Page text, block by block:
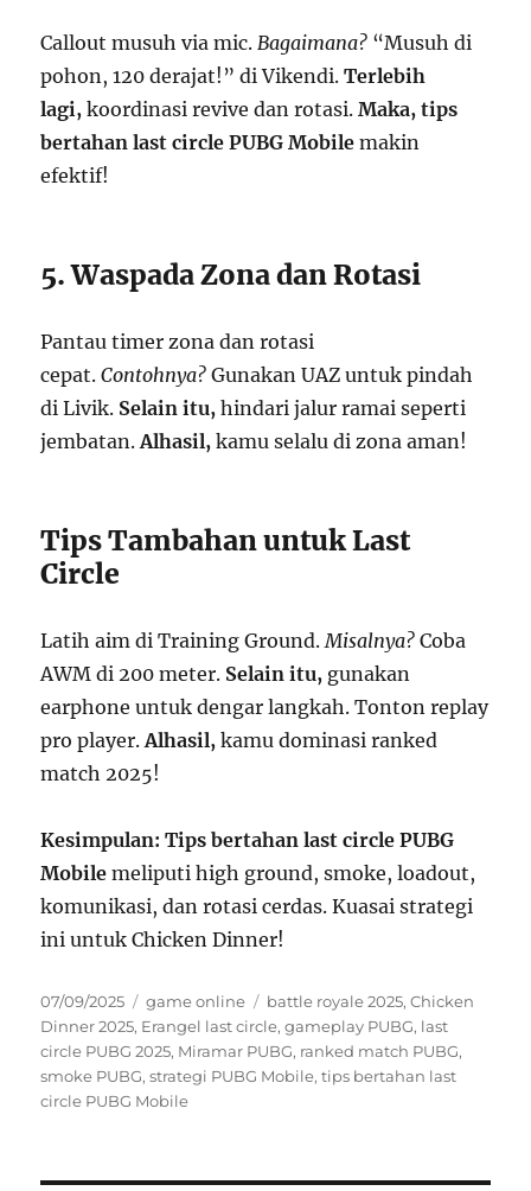
Callout musuh via mic.Bagaimana? “Musuh di
pohon, 120 derajat!” di Vikendi.Terlebih
lagi, koordinasi revive dan rotasi.Maka, tips
bertahan last circle PUBG Mobile makin
efektif!
5. Waspada Zona dan Rotasi
Pantau timer zona dan rotasi
cepat.Contohnya? Gunakan UAZ untuk pindah
di Livik. Selain itu, hindari jalur ramai seperti
jembatan.Alhasil, kamu selalu di zona aman!
Tips Tambahan untuk Last
Circle
Latih aim di Training Ground.Misalnya? Coba
AWM di 200 meter. Selain itu, gunakan
earphone untuk dengar langkah. Tonton replay
pro player.Alhasil, kamu dominasi ranked
match 2025!
Kesimpulan: Tips bertahan last circle PUBG
Mobile meliputi high ground, smoke, loadout,
komunikasi, dan rotasi cerdas. Kuasai strategi
ini untuk Chicken Dinner!
Posted
on
07/09/2025 Categories
game online Tags
battle royale 2025,Chicken
Dinner 2025, Erangel last circle,gameplay PUBG, last
circle PUBG 2025, Miramar PUBG, ranked match PUBG,
smoke PUBG,strategi PUBG Mobile,tips bertahan last
circle PUBG Mobile